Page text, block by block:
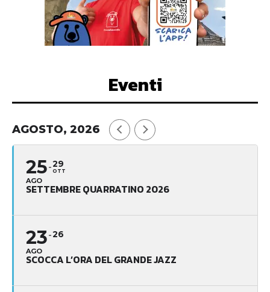
Eventi
AGOSTO, 2026
25
AGO
29
OTT
SETTEMBRE QUARRATINO 2026
23
AGO
26
SCOCCA L’ORA DEL GRANDE JAZZ